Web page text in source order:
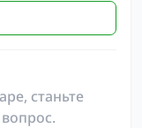
станьте